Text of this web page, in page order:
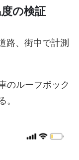
の検証
路、街中で計測
のルーフボック
。